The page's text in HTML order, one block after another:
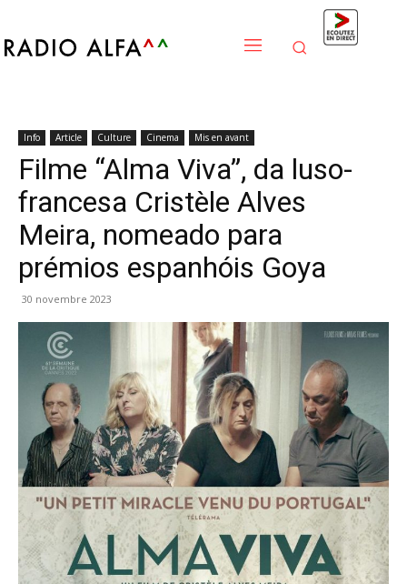
Info Article Culture Cinema Mis en avant
Filme “Alma Viva”, da luso-
francesa Cristèle Alves
Meira, nomeado para
prémios espanhóis Goya
30 novembre 2023